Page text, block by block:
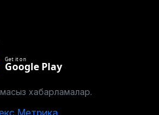
Get it on
Google Play
хабарламалар.